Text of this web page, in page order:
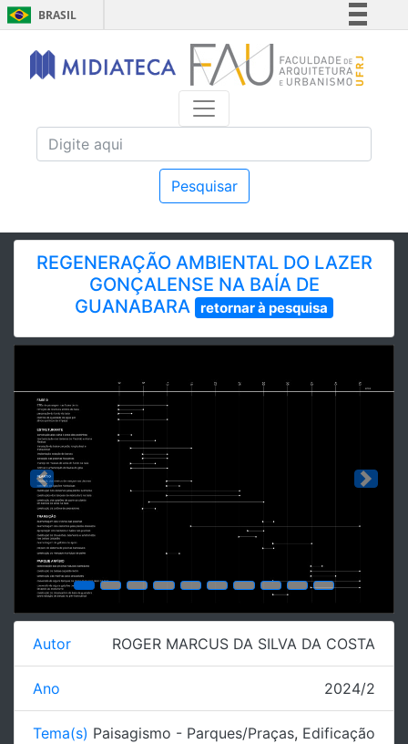
BRASIL
Simplifique!
Comunica BR
Acesso à informação
Pesquisar
REGENERAÇÃO AMBIENTAL DO LAZER
GONÇALENSE NA BAÍA DE
GUANABARA retornar à pesquisa
Previous Next
Autor ROGER MARCUS DA SILVA DA COSTA
Ano 2024/2
Tema(s) Paisagismo - Parques/Praças, Edificação